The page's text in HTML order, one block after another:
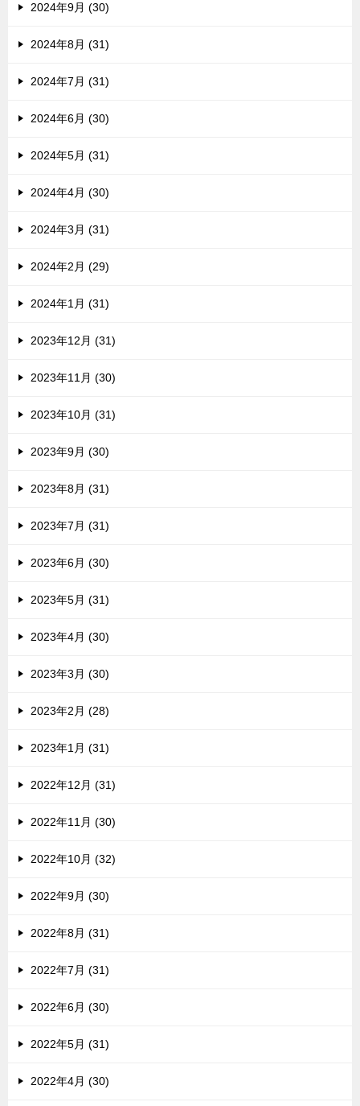
2024年9月 (30)
2024年8月 (31)
2024年7月 (31)
2024年6月 (30)
2024年5月 (31)
2024年4月 (30)
2024年3月 (31)
2024年2月 (29)
2024年1月 (31)
2023年12月 (31)
2023年11月 (30)
2023年10月 (31)
2023年9月 (30)
2023年8月 (31)
2023年7月 (31)
2023年6月 (30)
2023年5月 (31)
2023年4月 (30)
2023年3月 (30)
2023年2月 (28)
2023年1月 (31)
2022年12月 (31)
2022年11月 (30)
2022年10月 (32)
2022年9月 (30)
2022年8月 (31)
2022年7月 (31)
2022年6月 (30)
2022年5月 (31)
2022年4月 (30)